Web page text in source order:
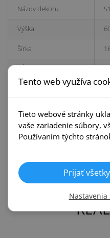
Názov dekoru
Výška
Šírka
Dĺžka
Prvky k lište (ÁNO/NIE)
Hĺbka
Tento web využíva
Tieto webové stránky
vaše zariadenie súbory,
Používaním týchto
Prijať
Nastavenia